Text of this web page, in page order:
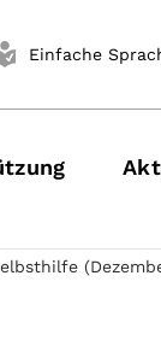
Einfache